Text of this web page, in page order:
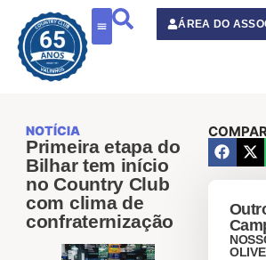
conteúdo
ÁREA DO
NOTÍCIA
Primeira etapa do
Bilhar tem início
no Country Club
com clima de
confraternização